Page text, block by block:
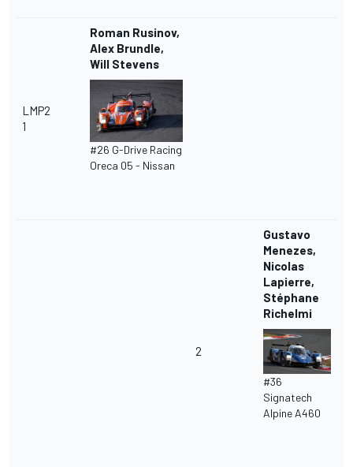
LMP2
1
Roman Rusinov,
Alex Brundle,
Will Stevens
#26 G-Drive Racing
Oreca 05 - Nissan
2
Gustavo
Menezes,
Nicolas
Lapierre,
Stéphane
Richelmi
#36
Signatech
Alpine A460